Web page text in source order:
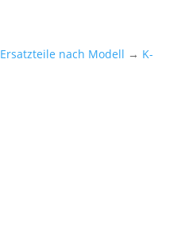
Ersatzteile nach Modell → K-